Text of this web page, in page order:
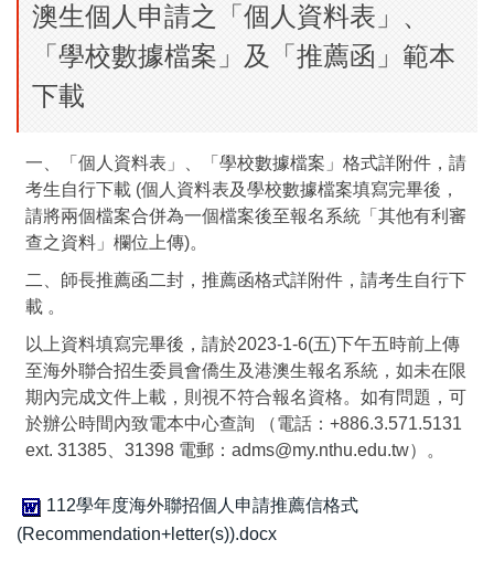
澳生個人申請之「個人資料表」、
「學校數據檔案」及「推薦函」範本
下載
一、「個人資料表」、「學校數據檔案」格式詳附件，請
考生自行下載 (個人資料表及學校數據檔案填寫完畢後，
請將兩個檔案合併為一個檔案後至報名系統「其他有利審
查之資料」欄位上傳)。
二、師長推薦函二封，推薦函格式詳附件，請考生自行下
載 。
以上資料填寫完畢後，請於2023-1-6(五)下午五時前上傳
至海外聯合招生委員會僑生及港澳生報名系統，如未在限
期內完成文件上載，則視不符合報名資格。如有問題，可
於辦公時間內致電本中心查詢 （電話：+886.3.571.5131
ext. 31385、31398 電郵：adms@my.nthu.edu.tw）。
112學年度海外聯招個人申請推薦信格式
(Recommendation+letter(s)).docx